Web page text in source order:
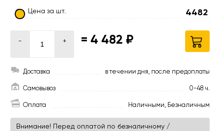
Цена за шт. 4482
- + = 4 482 ₽
Доставка в течении дня, после предоплаты
Самовывоз 0-48 ч.
Оплата Наличными, Безналичным
Внимание! Перед оплатой по безналичному /